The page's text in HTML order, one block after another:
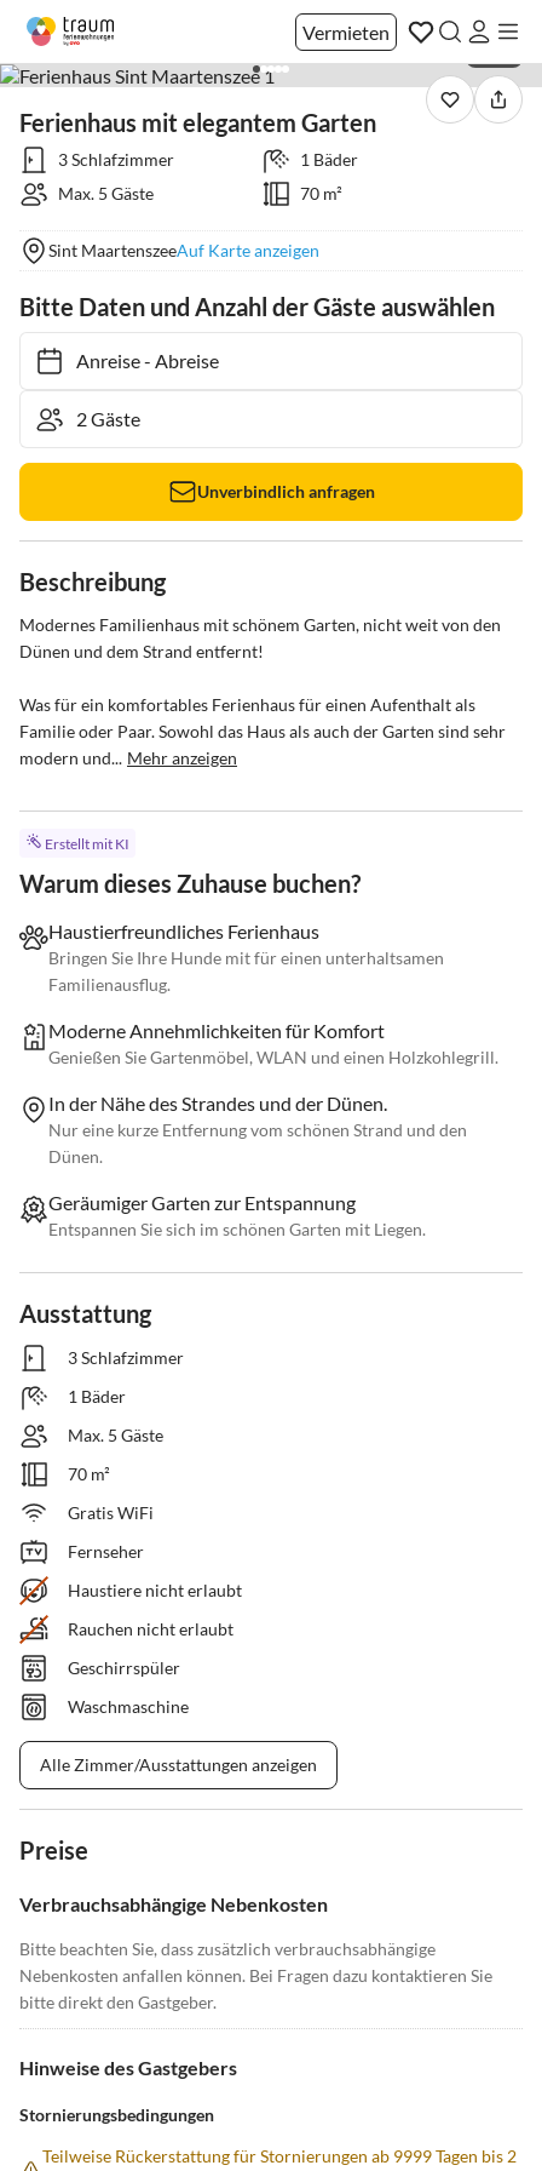
Vermieten
Ferienhaus mit elegantem Garten
3 Schlafzimmer
1 Bäder
Max. 5 Gäste
70 m²
Sint MaartenszeeAuf Karte anzeigen
Bitte Daten und Anzahl der Gäste auswählen
Anreise- Abreise
Unverbindlich anfragen
Beschreibung
Modernes Familienhaus mit schönem Garten, nicht weit von den
Dünen und dem Strand entfernt!
Was für ein komfortables Ferienhaus für einen Aufenthalt als
Familie oder Paar. Sowohl das Haus als auch der Garten sind sehr
modern und... Mehr anzeigen
Erstellt mit KI
Warum dieses Zuhause buchen?
Haustierfreundliches Ferienhaus
Bringen Sie Ihre Hunde mit für einen unterhaltsamen
Familienausflug.
Moderne Annehmlichkeiten für Komfort
Genießen Sie Gartenmöbel, WLAN und einen Holzkohlegrill.
In der Nähe des Strandes und der Dünen.
Nur eine kurze Entfernung vom schönen Strand und den
Dünen.
Geräumiger Garten zur Entspannung
Entspannen Sie sich im schönen Garten mit Liegen.
Ausstattung
3 Schlafzimmer
1 Bäder
Max. 5 Gäste
70 m²
Gratis WiFi
Fernseher
Haustiere nicht erlaubt
Rauchen nicht erlaubt
Geschirrspüler
Waschmaschine
Alle Zimmer/Ausstattungen anzeigen
Preise
Verbrauchsabhängige Nebenkosten
Bitte beachten Sie, dass zusätzlich verbrauchsabhängige
Nebenkosten anfallen können. Bei Fragen dazu kontaktieren Sie
bitte direkt den Gastgeber.
Hinweise des Gastgebers
Stornierungsbedingungen
Teilweise Rückerstattung für Stornierungen ab 9999 Tagen bis 2